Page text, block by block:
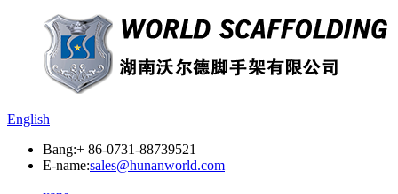
English
Bang:+ 86-0731-88739521
E-name:sales@hunanworld.com